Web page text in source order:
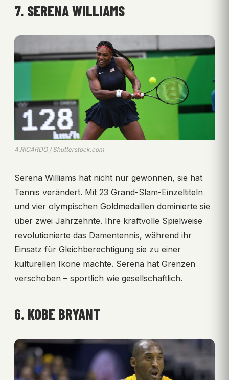
7. SERENA WILLIAMS
A.RICARDO / Shutterstock.com
Serena Williams hat nicht nur gewonnen, sie hat
Tennis verändert. Mit 23 Grand-Slam-Einzeltiteln
und vier olympischen Goldmedaillen dominierte sie
über zwei Jahrzehnte. Ihre kraftvolle Spielweise
revolutionierte das Damentennis, während ihr
Einsatz für Gleichberechtigung sie zu einer
kulturellen Ikone machte. Serena hat Grenzen
verschoben – sportlich wie gesellschaftlich.
6. KOBE BRYANT